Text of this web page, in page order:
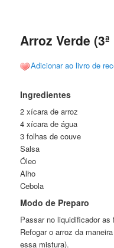
Arroz Verde
Adicionar ao livro de
Ingredientes
2 xícara de arroz
4 xícara de água
3 folhas de couve
Salsa
Óleo
Alho
Cebola
Modo de Preparo
Passar no liquidificador
Refogar o arroz da
essa mistura).